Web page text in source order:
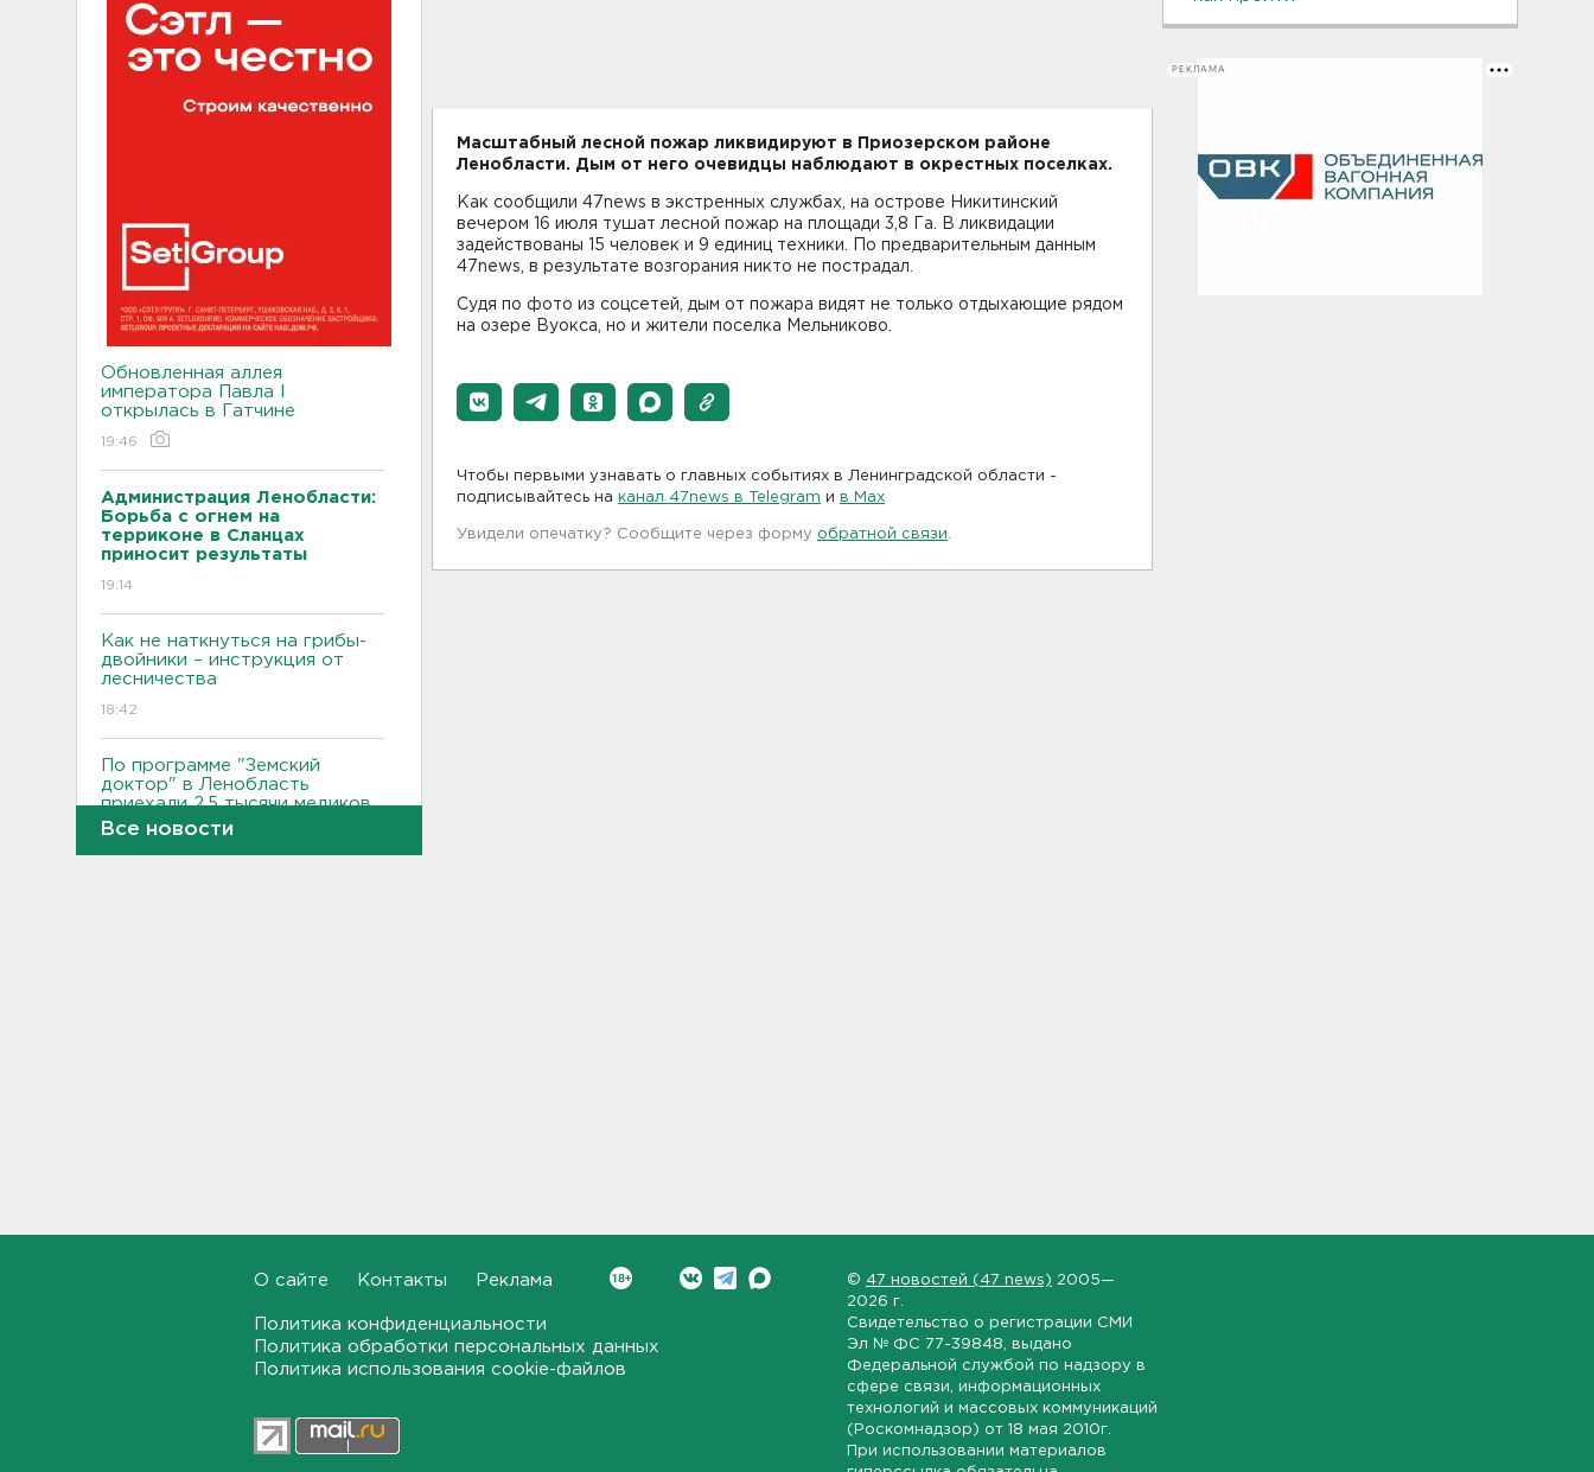
Обновленная аллея
императора Павла I
открылась в Гатчине
19:46
Администрация Ленобласти:
Борьба с огнем на
терриконе в Сланцах
приносит результаты
19:14
Как не наткнуться на грибы-
двойники – инструкция от
лесничества
18:42
По программе "Земский
доктор" в Ленобласть
приехали 2,5 тысячи медиков
18:10
вступают в силу в августе
В Белгородской области при
пострадавших выросло до
Все новости
Масштабный лесной пожар ликвидируют в Приозерском районе
Ленобласти. Дым от него очевидцы наблюдают в окрестных поселках.
Как сообщили 47news в экстренных службах, на острове Никитинский
вечером 16 июля тушат лесной пожар на площади 3,8 Га. В ликвидации
задействованы 15 человек и 9 единиц техники. По предварительным данным
47news, в результате возгорания никто не пострадал.
Судя по фото из соцсетей, дым от пожара видят не только отдыхающие рядом
на озере Вуокса, но и жители поселка Мельниково.
Чтобы первыми узнавать о главных событиях в Ленинградской области -
подписывайтесь на канал 47news в Telegram и в Maх
Увидели опечатку? Сообщите через форму обратной связи
РЕКЛАМА
О сайте Контакты Реклама
Политика конфиденциальности
Политика обработки персональных данных
Политика использования cookie-файлов
© 47 новостей (47 news) 2005—
2026 г.
Свидетельство о регистрации СМИ
Эл № ФС 77-39848 , выдано
Федеральной службой по надзору в
сфере связи, информационных
технологий и массовых коммуникаций
(Роскомнадзор) от 18 мая 2010г.
При использовании материалов